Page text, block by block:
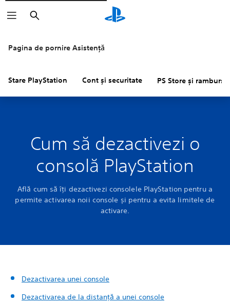
Pagina de pornire Asistență
Stare PlayStation Cont și securitate PS Store și
Cum să dezactivezi o
consolă PlayStation
Află cum să îți dezactivezi consolele PlayStation pentru a
permite activarea noii console și pentru a evita limitele de
activare.
Dezactivarea unei console
Dezactivarea de la distanță a unei console